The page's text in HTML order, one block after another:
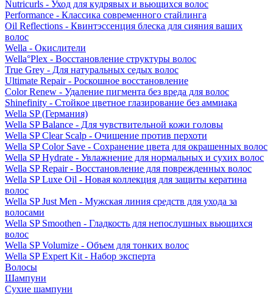
Nutricurls - Уход для кудрявых и вьющихся волос
Performance - Классика современного стайлинга
Oil Reflections - Квинтэссенция блеска для сияния ваших
волос
Wella - Окислители
Wella°Plex - Восстановление структуры волос
True Grey - Для натуральных седых волос
Ultimate Repair - Роскошное восстановление
Color Renew - Удаление пигмента без вреда для волос
Shinefinity - Стойкое цветное глазирование без аммиака
Wella SP (Германия)
Wella SP Balance - Для чувствительной кожи головы
Wella SP Clear Scalp - Очищение против перхоти
Wella SP Color Save - Сохранение цвета для окрашенных волос
Wella SP Hydrate - Увлажнение для нормальных и сухих волос
Wella SP Repair - Восстановление для поврежденных волос
Wella SP Luxe Oil - Новая коллекция для защиты кератина
волос
Wella SP Just Men - Мужская линия средств для ухода за
волосами
Wella SP Smoothen - Гладкость для непослушных вьющихся
волос
Wella SP Volumize - Объем для тонких волос
Wella SP Expert Kit - Набор эксперта
Волосы
Шампуни
Сухие шампуни